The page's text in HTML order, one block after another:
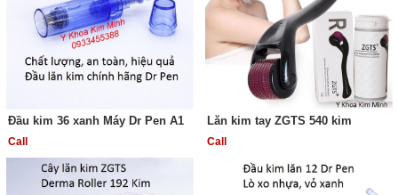
Đầu kim 36 xanh Máy Dr Pen A1
Call
Lăn kim tay ZGTS 540 kim
Call